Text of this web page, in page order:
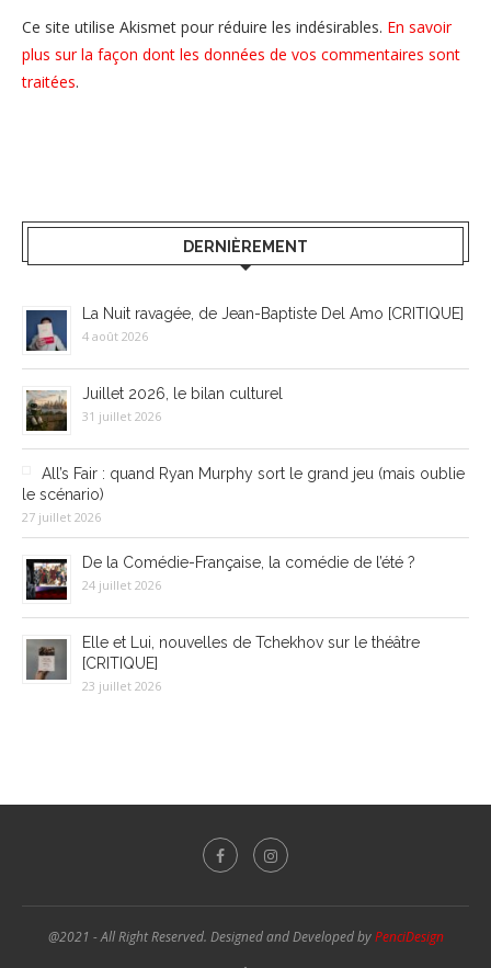
Ce site utilise Akismet pour réduire les indésirables. En savoir
plus sur la façon dont les données de vos commentaires sont
traitées.
DERNIÈREMENT
La Nuit ravagée, de Jean-Baptiste Del Amo [CRITIQUE]
4 août 2026
Juillet 2026, le bilan culturel
31 juillet 2026
All’s Fair : quand Ryan Murphy sort le grand jeu (mais oublie
le scénario)
27 juillet 2026
De la Comédie-Française, la comédie de l’été ?
24 juillet 2026
Elle et Lui, nouvelles de Tchekhov sur le théâtre
[CRITIQUE]
23 juillet 2026
@2021 - All Right Reserved. Designed and Developed byPenciDesign